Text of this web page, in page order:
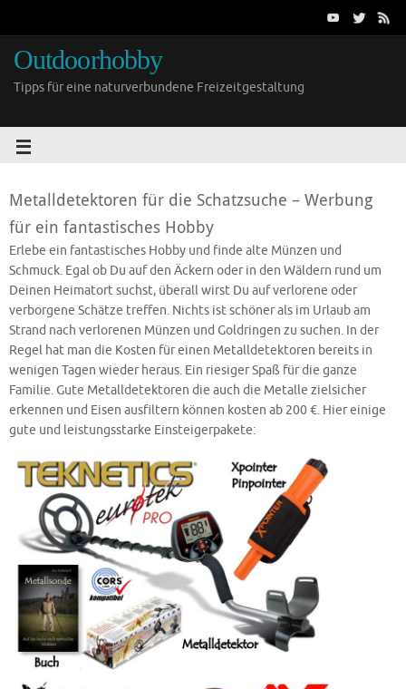
Outdoorhobby
Tipps für eine naturverbundene Freizeitgestaltung
Metalldetektoren für die Schatzsuche – Werbung
für ein fantastisches Hobby
Erlebe ein fantastisches Hobby und finde alte Münzen und
Schmuck. Egal ob Du auf den Äckern oder in den Wäldern rund um
Deinen Heimatort suchst, überall wirst Du auf verlorene oder
verborgene Schätze treffen. Nichts ist schöner als im Urlaub am
Strand nach verlorenen Münzen und Goldringen zu suchen. In der
Regel hat man die Kosten für einen Metalldetektoren bereits in
wenigen Tagen wieder heraus. Ein riesiger Spaß für die ganze
Familie. Gute Metalldetektoren die auch die Metalle zielsicher
erkennen und Eisen ausfiltern können kosten ab 200 €. Hier einige
gute und leistungsstarke Einsteigerpakete: